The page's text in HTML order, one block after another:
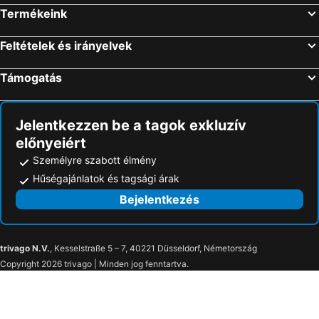
Termékeink
Feltételek és irányelvek
Támogatás
Jelentkezzen be a tagok exkluzív
előnyeiért
Személyre szabott élmény
Hűségajánlatok és tagsági árak
Bejelentkezés
trivago N.V., Kesselstraße 5 – 7, 40221 Düsseldorf, Németország
Copyright 2026 trivago | Minden jog fenntartva.